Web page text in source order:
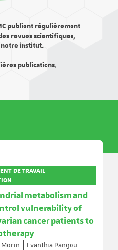
publient régulièrement
revues scientifiques,
notre institut.
publications.
DE TRAVAIL
metabolism and
vulnerability of
cancer patients to
Morin
Evanthia Pangou